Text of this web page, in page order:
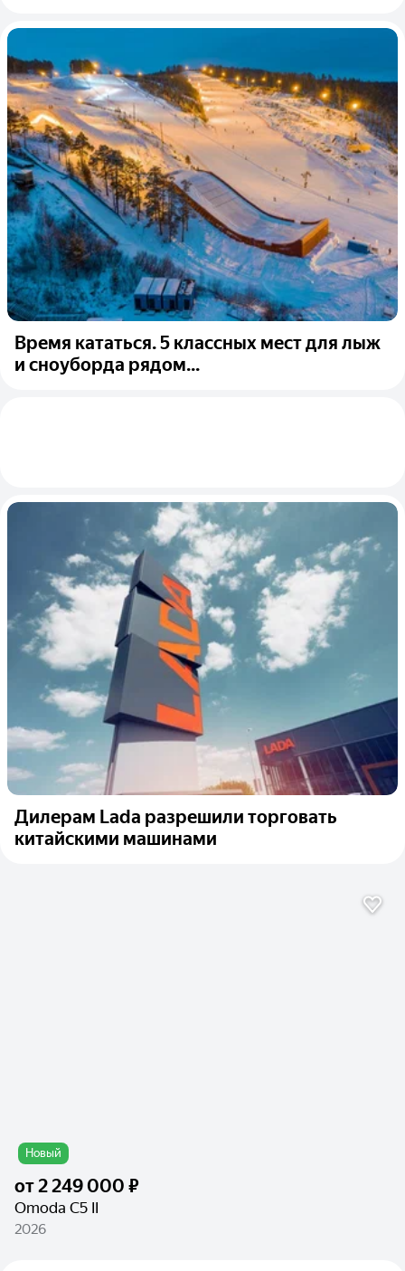
Время кататься. 5 классных мест для лыж
и сноуборда рядом...
Дилерам Lada разрешили торговать
китайскими машинами
Новый
от2 249 000 ₽
Omoda C5 II
2026